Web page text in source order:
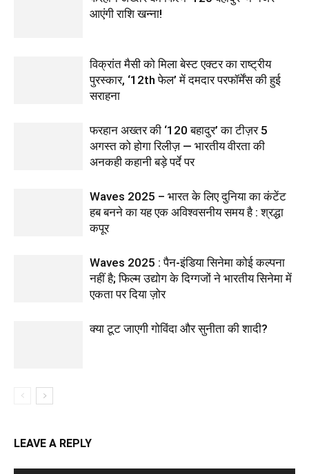
आएंगी राशि खन्ना!
विक्रांत मैसी को मिला बेस्ट एक्टर का राष्ट्रीय
पुरस्कार, ‘12th फेल’ में दमदार परफॉर्मेंस की हुई
सराहना
फरहान अख्तर की ‘120 बहादुर’ का टीज़र 5
अगस्त को होगा रिलीज़ — भारतीय वीरता की
अनकही कहानी बड़े पर्दे पर
Waves 2025 – भारत के लिए दुनिया का कंटेंट
हब बनने का यह एक अविश्वसनीय समय है : श्रद्धा
कपूर
Waves 2025 : पैन-इंडिया सिनेमा कोई कल्पना
नहीं है; फिल्म उद्योग के दिग्गजों ने भारतीय सिनेमा में
एकता पर दिया ज़ोर
क्या टूट जाएगी गोविंदा और सुनीता की शादी?
LEAVE A REPLY